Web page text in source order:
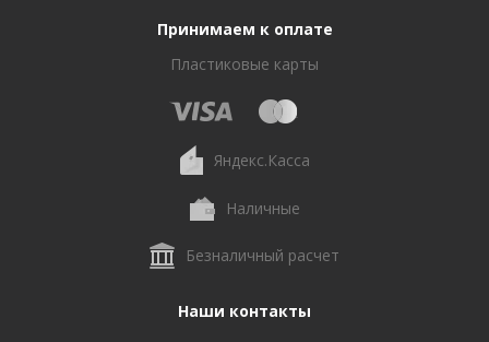
Принимаем к оплате
Пластиковые карты
Яндекс.Касса
Наличные
Безналичный расчет
Наши контакты